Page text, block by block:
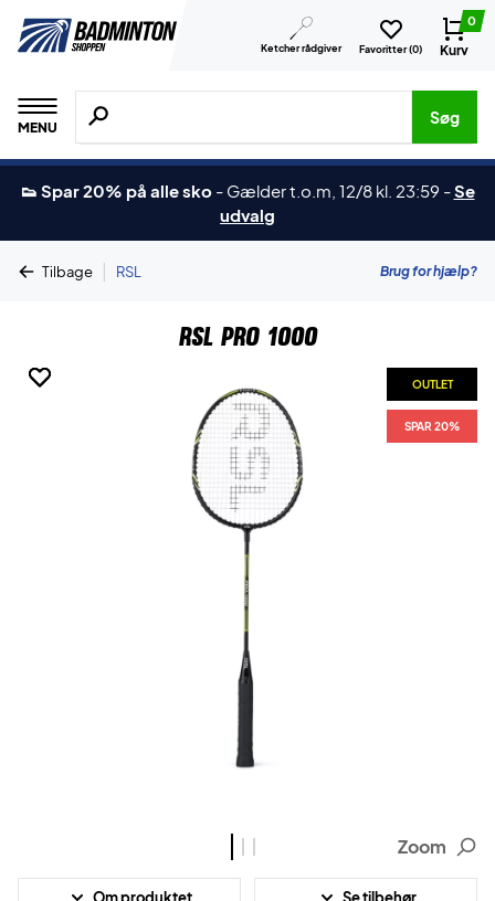
Ketcher rådgiver Favoritter (0)
0
Kurv
MENU
Søg efter produkter, mærker etc.
Søg
👟 Spar 20% på alle sko - Gælder t.o.m, 12/8 kl. 23:59 -Se
udvalg
Tilbage | RSL Brug for hjælp?
RSL Pro 1000
OUTLET
SPAR 20%
OUTLET
SPAR 20%
OUTLET
SPAR 20%
Zoom
Om produktet Se tilbehør